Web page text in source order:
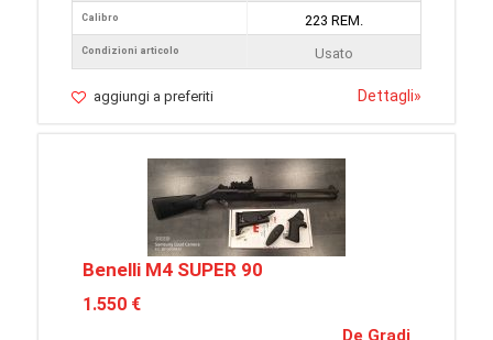
Calibro
Condizioni articolo
223 REM.
Usato
aggiungi a preferiti Dettagli»
Benelli M4 SUPER 90
1.550 €
De Gradi